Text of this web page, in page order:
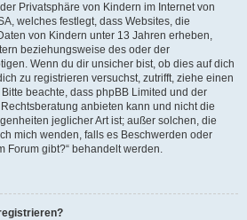
Privatsphäre von Kindern im Internet von
welches festlegt, dass Websites, die
von Kindern unter 13 Jahren erheben,
beziehungsweise des oder der
Wenn du dir unsicher bist, ob dies auf dich
zu registrieren versuchst, zutrifft, ziehe einen
beachte, dass phpBB Limited und der
anbieten kann und nicht die
jeglicher Art ist; außer solchen, die
mich wenden, falls es Beschwerden oder
Forum gibt?“ behandelt werden.